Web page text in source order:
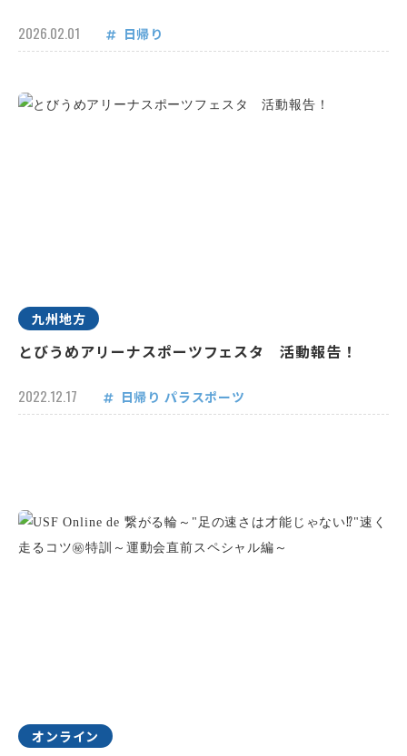
2026.02.01 日帰り
九州地方
とびうめアリーナスポーツフェスタ 活動報告！
2022.12.17 日帰り パラスポーツ
オンライン